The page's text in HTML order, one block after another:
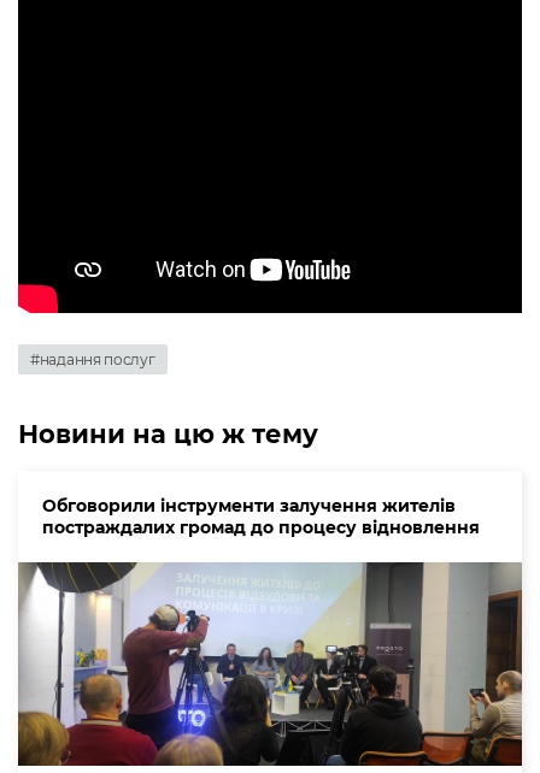
#надання послуг
Новини на цю ж тему
Обговорили інструменти залучення жителів
постраждалих громад до процесу відновлення